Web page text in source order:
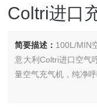
Coltri进口
简要描述： 100L/MIN
意大利Coltri进口空气
量空气充气机，纯净